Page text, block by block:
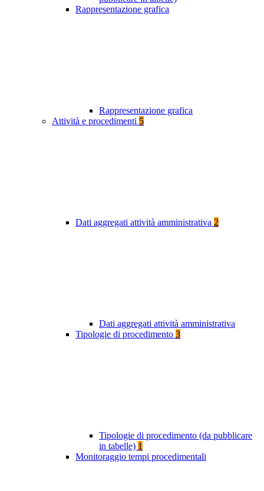
Rappresentazione grafica
Rappresentazione grafica
Attività e procedimenti 5
Dati aggregati attività amministrativa 2
Dati aggregati attività amministrativa
Tipologie di procedimento 3
Tipologie di procedimento (da pubblicare
in tabelle) 1
Monitoraggio tempi procedimentali